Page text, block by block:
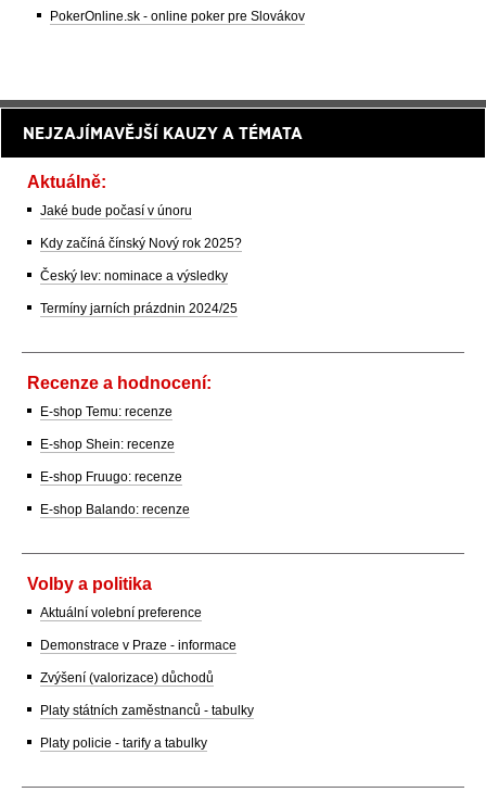
PokerOnline.sk - online poker pre Slovákov
NEJZAJÍMAVĚJŠÍ KAUZY A TÉMATA
Aktuálně:
Jaké bude počasí v únoru
Kdy začíná čínský Nový rok 2025?
Český lev: nominace a výsledky
Termíny jarních prázdnin 2024/25
Recenze a hodnocení:
E-shop Temu: recenze
E-shop Shein: recenze
E-shop Fruugo: recenze
E-shop Balando: recenze
Volby a politika
Aktuální volební preference
Demonstrace v Praze - informace
Zvýšení (valorizace) důchodů
Platy státních zaměstnanců - tabulky
Platy policie - tarify a tabulky